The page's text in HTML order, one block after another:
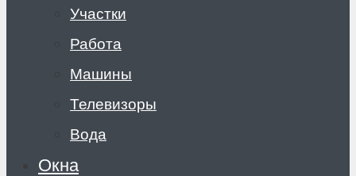
Участки
Работа
Машины
Телевизоры
Вода
Окна